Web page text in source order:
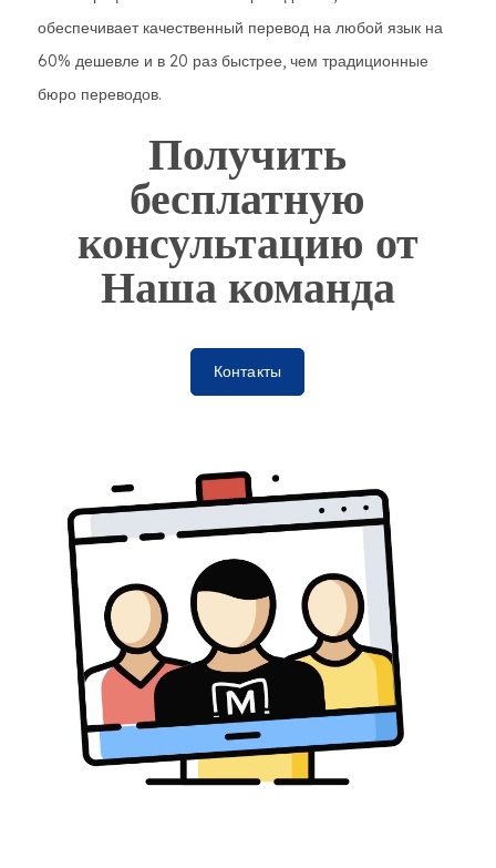
обеспечивает качественный перевод на любой язык на
60% дешевле и в 20 раз быстрее, чем традиционные
бюро переводов.
Получить
бесплатную
консультацию от
Наша команда
Контакты